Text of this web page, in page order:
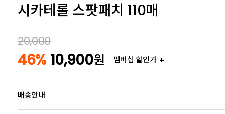
시카테롤 스팟패치 110매
20,000
46% 10,900원 멤버십 할인가
배송안내